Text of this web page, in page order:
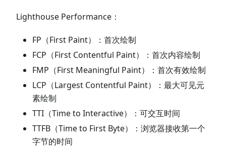
Lighthouse Performance：
FP（First Paint）：首次绘制
FCP（First Contentful Paint）：首次内容绘制
FMP（First Meaningful Paint）：首次有效绘制
LCP（Largest Contentful Paint）：最大可见元
素绘制
TTI（Time to Interactive）：可交互时间
TTFB（Time to First Byte）：浏览器接收第一个
字节的时间